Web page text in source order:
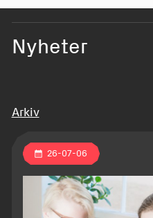
Nyheter
Arkiv
26-07-06